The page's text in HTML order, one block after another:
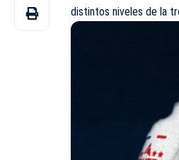
distintos niveles de la